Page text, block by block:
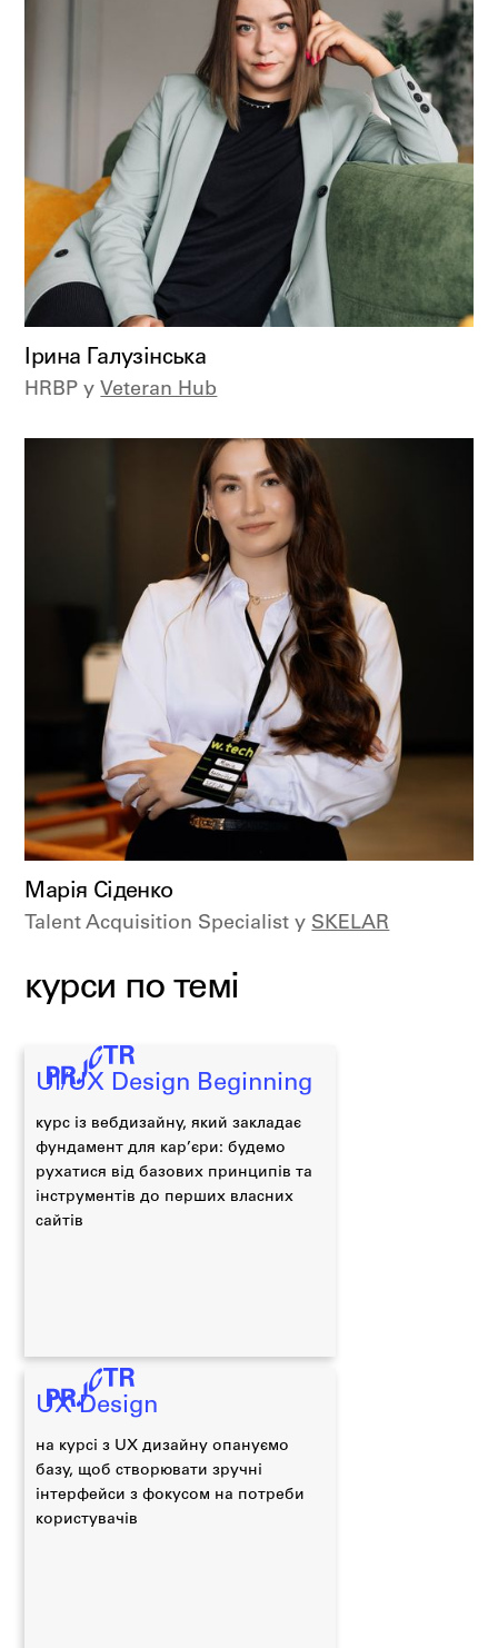
Ірина Галузінська
HRBP у Veteran Hub
Марія Сіденко
Talent Acquisition Specialist у SKELAR
курси по темі
UI/UX Design Beginning
курс із вебдизайну, який закладає
фундамент для кар’єри: будемо
рухатися від базових принципів та
інструментів до перших власних
сайтів
UX Design
на курсі з UX дизайну опануємо
базу, щоб створювати зручні
інтерфейси з фокусом на потреби
користувачів